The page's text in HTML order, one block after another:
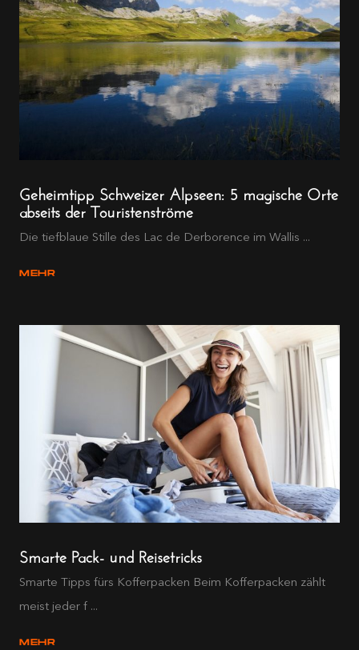
Geheimtipp Schweizer Alpseen: 5 magische Orte
abseits der Touristenströme
Die tiefblaue Stille des Lac de Derborence im Wallis ...
MEHR
Smarte Pack- und Reisetricks
Smarte Tipps fürs Kofferpacken Beim Kofferpacken zählt
meist jeder f ...
MEHR